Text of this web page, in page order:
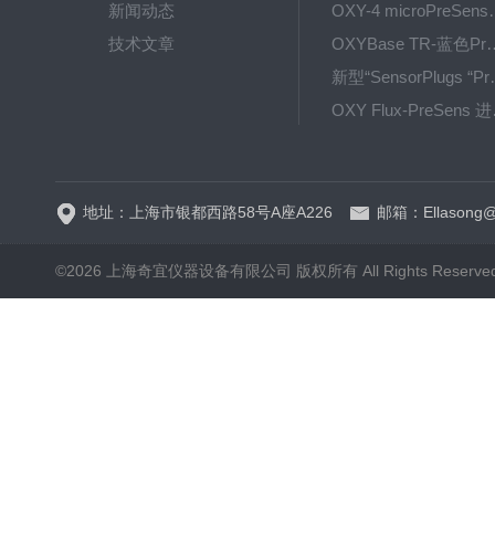
新闻动态
技术文章
OXY-4
OXYBase TR-蓝色
新型
地址：上海市银都西路58号A座A226 邮箱：
©2026 上海奇宜仪器设备有限公司 版权所有 All Rights